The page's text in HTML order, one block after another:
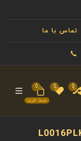
تماس با ما
تلگرام
0
0
سبد خرید
0